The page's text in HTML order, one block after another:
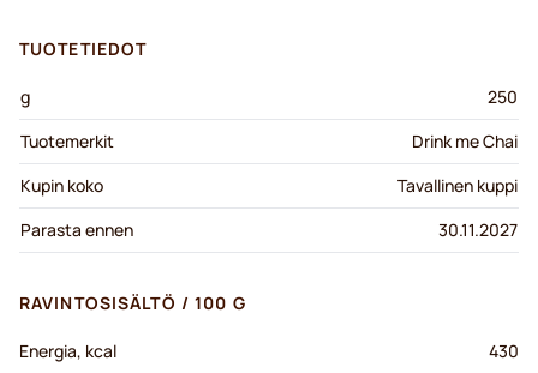
TUOTETIEDOT
g
250
Tuotemerkit
Drink me Chai
Kupin koko
Tavallinen kuppi
Parasta ennen
30.11.2027
RAVINTOSISÄLTÖ / 100 G
Energia, kcal
430